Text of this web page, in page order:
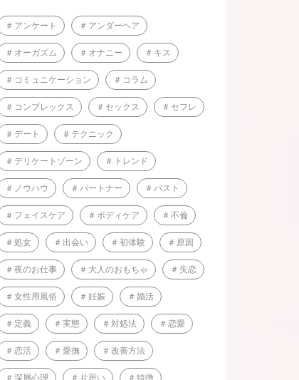
アンケート アンダーヘア
オーガズム オナニー キス
コミュニケーション コラム
コンプレックス セックス セフレ
デート テクニック
デリケートゾーン トレンド
ノウハウ パートナー バスト
フェイスケア ボディケア 不倫
処女 出会い 初体験 原因
夜のお仕事 大人のおもちゃ 失恋
女性用風俗 妊娠 婚活
定義 実態 対処法 恋愛
恋活 愛撫 改善方法
深層心理 片思い 特徴